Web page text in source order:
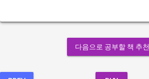
다음으로 공부할 책 추천